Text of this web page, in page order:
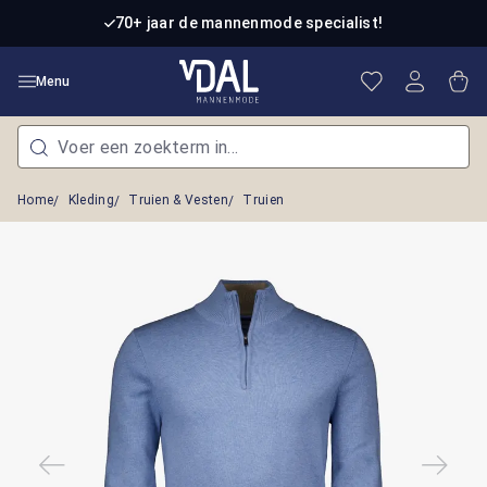
Ga naar de hoofdinhoud70+ jaar de mannenmode specialist!
Menu Je hebt 0
Home Kleding Truien & Vesten Truien